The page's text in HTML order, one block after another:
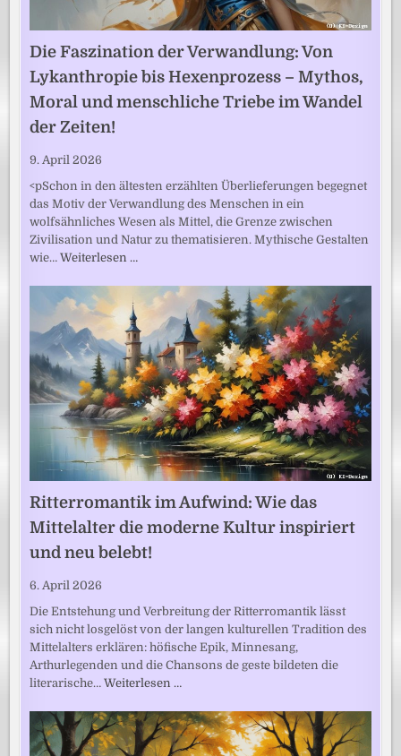
Die Faszination der Verwandlung: Von
Lykanthropie bis Hexenprozess – Mythos,
Moral und menschliche Triebe im Wandel
der Zeiten!
9. April 2026
<pSchon in den ältesten erzählten Überlieferungen begegnet
das Motiv der Verwandlung des Menschen in ein
wolfsähnliches Wesen als Mittel, die Grenze zwischen
Zivilisation und Natur zu thematisieren. Mythische Gestalten
wie…Weiterlesen …
Ritterromantik im Aufwind: Wie das
Mittelalter die moderne Kultur inspiriert
und neu belebt!
6. April 2026
Die Entstehung und Verbreitung der Ritterromantik lässt
sich nicht losgelöst von der langen kulturellen Tradition des
Mittelalters erklären: höfische Epik, Minnesang,
Arthurlegenden und die Chansons de geste bildeten die
literarische…Weiterlesen …